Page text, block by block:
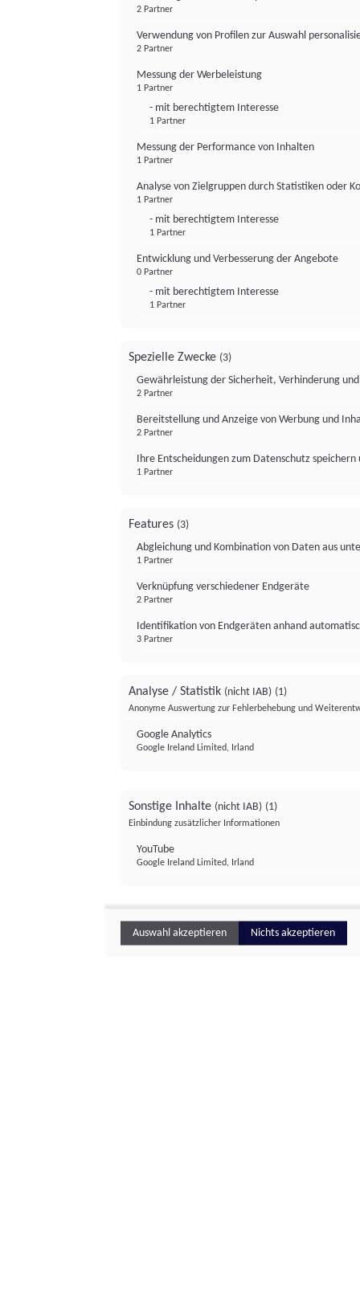
2 Partner
Verwendung von Profilen zur Auswahl
2 Partner
Messung der Werbeleistung
1 Partner
- mit berechtigtem Interesse
1 Partner
Messung der Performance von Inhalten
1 Partner
Analyse von Zielgruppen durch Statistiken oder
1 Partner
- mit berechtigtem Interesse
1 Partner
Entwicklung und Verbesserung der Angebote
0 Partner
- mit berechtigtem Interesse
1 Partner
Spezielle Zwecke (3)
Gewährleistung der Sicherheit, Verhinderung
2 Partner
Bereitstellung und Anzeige von Werbung und
2 Partner
Ihre Entscheidungen zum Datenschutz
1 Partner
Features (3)
Abgleichung und Kombination von Daten aus
1 Partner
Verknüpfung verschiedener Endgeräte
2 Partner
Identifikation von Endgeräten anhand
3 Partner
Analyse / Statistik (nicht IAB) (1)
Anonyme Auswertung zur Fehlerbehebung und
Google Analytics
Google Ireland Limited, Irland
Sonstige Inhalte (nicht IAB) (1)
Einbindung zusätzlicher Informationen
YouTube
Google Ireland Limited, Irland
Auswahl akzeptieren Nichts akzeptieren